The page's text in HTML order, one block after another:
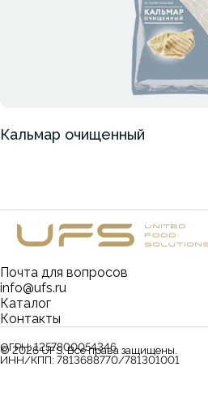
Кальмар очищенный
Каталог
Контакты
Почта для вопросов
info@ufs.ru
©2026UFS. Все права защищены.
ОГРН:1257800054346
ИНН/КПП: 7813688770/781301001